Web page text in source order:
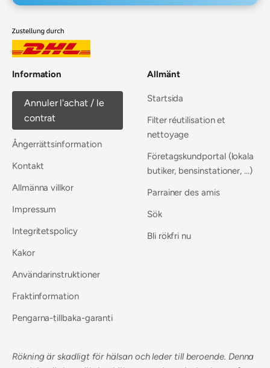
Information
Annuler l'achat / le
contrat
Ångerrättsinformation
Kontakt
Allmänna villkor
Impressum
Integritetspolicy
Kakor
Användarinstruktioner
Fraktinformation
Pengarna-tillbaka-garanti
Allmänt
Startsida
Filter réutilisation et
nettoyage
Företagskundportal (lokala
butiker, bensinstationer, ...)
Parrainer des amis
Sök
Bli rökfri nu
Rökning är skadligt för hälsan och leder till beroende. Denna